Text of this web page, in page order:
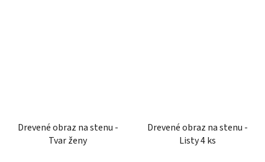
Drevené obraz na stenu -
Tvar ženy
Drevené obraz na stenu -
Listy 4 ks